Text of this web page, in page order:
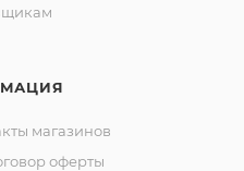
магазинов
оферты